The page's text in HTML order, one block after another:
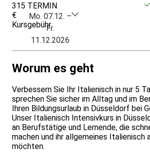
315
€
Kursgebühr
TERMIN
Mo. 07.12. –
Fr.
11.12.2026
Worum es geht
Verbessern Sie Ihr Italienisch in nur 5
sprechen Sie sicher im Alltag und im
Ihren Bildungsurlaub in Düsseldorf bei
Unser Italienisch Intensivkurs in
an Berufstätige und Lernende, die
machen und ihr allgemeines Italienisch
möchten.